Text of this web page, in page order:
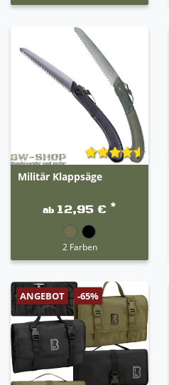
Militär Klappsäge
ab 12,95 € *
2 Farben
ANGEBOT -65%